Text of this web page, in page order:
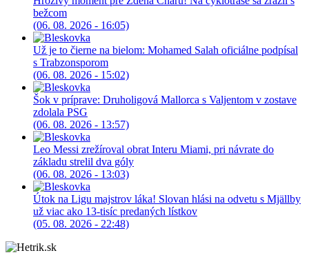
bežcom
(06. 08. 2026 - 16:05)
Už je to čierne na bielom: Mohamed Salah oficiálne podpísal
s Trabzonsporom
(06. 08. 2026 - 15:02)
Šok v príprave: Druholigová Mallorca s Valjentom v zostave
zdolala PSG
(06. 08. 2026 - 13:57)
Leo Messi zrežíroval obrat Interu Miami, pri návrate do
základu strelil dva góly
(06. 08. 2026 - 13:03)
Útok na Ligu majstrov láka! Slovan hlási na odvetu s Mjällby
už viac ako 13-tisíc predaných lístkov
(05. 08. 2026 - 22:48)